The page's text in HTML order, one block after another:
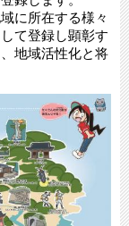
に所在する様々
て登録し顕彰す
地域活性化と将